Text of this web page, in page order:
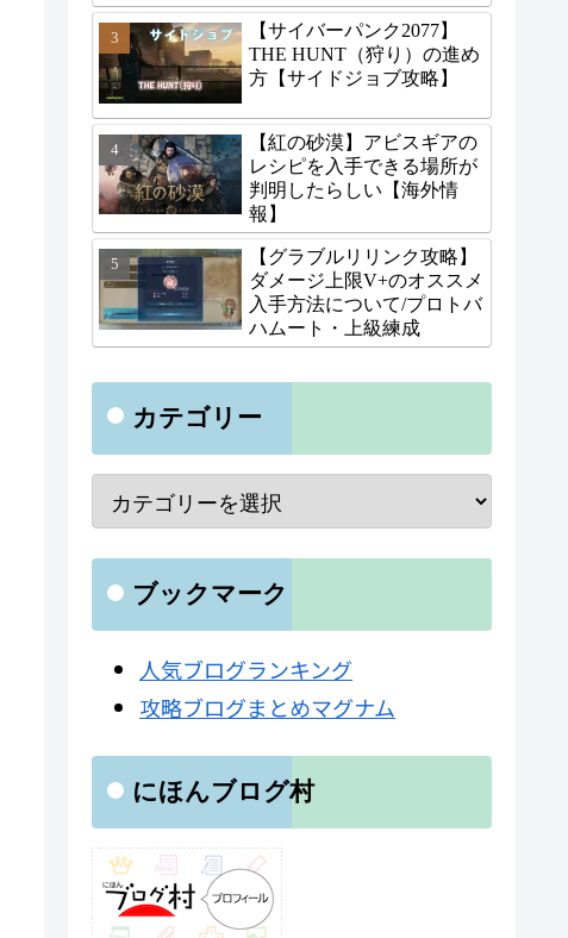
【サイバーパンク2077】
THE HUNT（狩り）の進め
方【サイドジョブ攻略】
【紅の砂漠】アビスギアの
レシピを入手できる場所が
判明したらしい【海外情
報】
【グラブルリリンク攻略】
ダメージ上限V+のオススメ
入手方法について/プロトバ
ハムート・上級練成
カテゴリー
ブックマーク
人気ブログランキング
攻略ブログまとめマグナム
にほんブログ村